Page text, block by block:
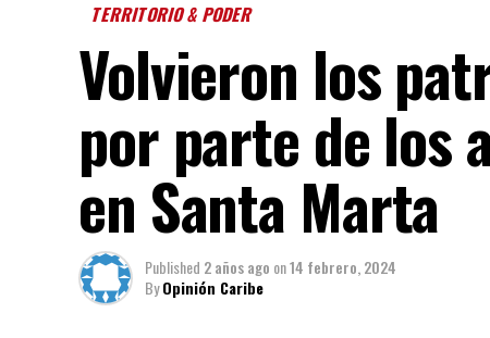
TERRITORIO & PODER
Volvieron los
por parte de los
en Santa Marta
Published 2 años ago on14 febrero, 2024
ByOpinión Caribe